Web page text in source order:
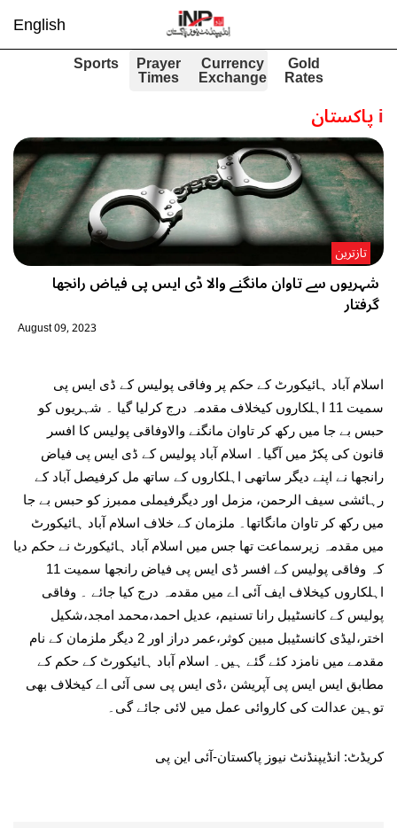
English
Gold
Rates
Currency
Exchange
Prayer
Times
Sports
iپاکستان
شہریوں سے تاوان مانگنے والا ڈی ایس پی فیاض رانجھا
گرفتار
تازترین
August 09, 2023
اسلام آباد ہائیکورٹ کے حکم پر وفاقی پولیس کے ڈی ایس پی
سمیت 11 اہلکاروں کیخلاف مقدمہ درج کرلیا گیا ۔ شہریوں کو
حبس بے جا میں رکھ کر تاوان مانگنے والاوفاقی پولیس کا افسر
قانون کی پکڑ میں آگیا۔ اسلام آباد پولیس کے ڈی ایس پی فیاض
رانجھا نے اپنے دیگر ساتھی اہلکاروں کے ساتھ مل کرفیصل آباد کے
رہائشی سیف الرحمن، مزمل اور دیگرفیملی ممبرز کو حبس بے جا
میں رکھ کر تاوان مانگاتھا۔ ملزمان کے خلاف اسلام آباد ہائیکورٹ
میں مقدمہ زیرسماعت تھا جس میں اسلام آباد ہائیکورٹ نے حکم دیا
کہ وفاقی پولیس کے افسر ڈی ایس پی فیاض رانجھا سمیت 11
اہلکاروں کیخلاف ایف آئی اے میں مقدمہ درج کیا جائے ۔ وفاقی
پولیس کے کانسٹیبل رانا تسنیم، عدیل احمد،محمد امجد،شکیل
اختر،لیڈی کانسٹیبل مبین کوثر،عمر دراز اور 2 دیگر ملزمان کے نام
مقدمے میں نامزد کئے گئے ہیں۔ اسلام آباد ہائیکورٹ کے حکم کے
مطابق ایس ایس پی آپریشن ،ڈی ایس پی سی آئی اے کیخلاف بھی
توہین عدالت کی کاروائی عمل میں لائی جائے گی۔
کریڈٹ: انڈیپنڈنٹ نیوز پاکستان-آئی این پی